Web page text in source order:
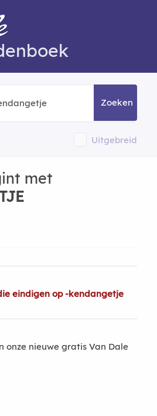
Zoeken
Uitgebreid
met
eindigen op -kendangetje
onze nieuwe gratis Van Dale